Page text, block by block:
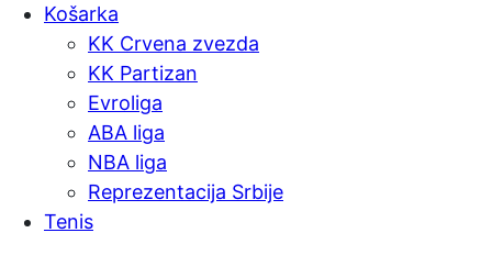
Košarka
KK Crvena zvezda
KK Partizan
Evroliga
ABA liga
NBA liga
Reprezentacija Srbije
Tenis